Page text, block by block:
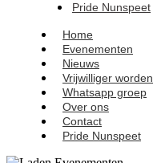
Pride Nunspeet
Home
Evenementen
Nieuws
Vrijwilliger worden
Whatsapp groep
Over ons
Contact
Pride Nunspeet